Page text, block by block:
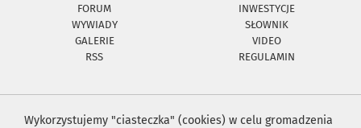
FORUM
INWESTYCJE
WYWIADY
SŁOWNIK
GALERIE
VIDEO
RSS
REGULAMIN
Wykorzystujemy "ciasteczka" (cookies) w celu gromadzenia